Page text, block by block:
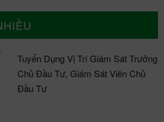
Tuyển Dụng Vị Trí Giám Sát Trưởng
Chủ Đầu Tư, Giám Sát Viên Chủ
Đầu Tư